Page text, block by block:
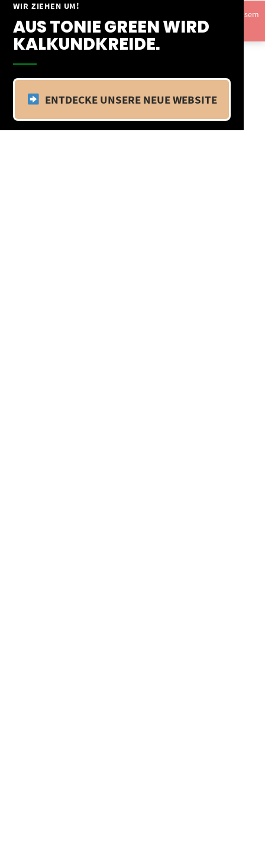
WIR ZIEHEN UM!
AUS TONIE GREEN WIRD
KALKUNDKREIDE.
ENTDECKE UNSERE NEUE WEBSITE
Springe
Inhalt
Vom 09.04.25 - 20.04.25 befinden wir uns im Betriebsurlaub. In diesem
Zeitraum findet kein Versand statt.Ausblenden